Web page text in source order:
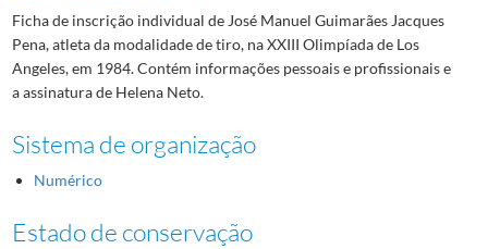
Ficha de inscrição individual de José Manuel Guimarães Jacques
Pena, atleta da modalidade de tiro, na XXIII Olimpíada de Los
Angeles, em 1984. Contém informações pessoais e profissionais e
a assinatura de Helena Neto.
Sistema de organização
Numérico
Estado de conservação